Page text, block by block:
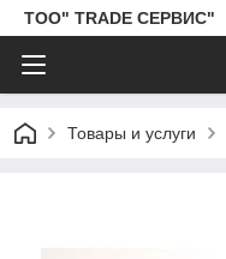
ТОО" TRADE СЕРВИС"
Товары и услуги